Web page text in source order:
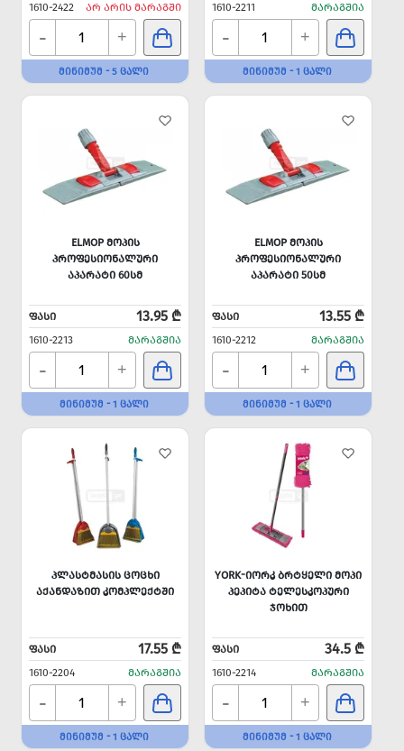
1610-2422
ᲐᲠ ᲐᲠᲘᲡ ᲛᲐᲠᲐᲒᲨᲘ
- +
ᲛᲘᲜᲘᲛᲣᲛ - 5 ᲪᲐᲚᲘ
1610-2211 ᲛᲐᲠᲐᲒᲨᲘᲐ
- +
ᲛᲘᲜᲘᲛᲣᲛ - 1 ᲪᲐᲚᲘ
ELMOP ᲛᲝᲞᲘᲡ
ᲞᲠᲝᲤᲔᲡᲘᲝᲜᲐᲚᲣᲠᲘ
ᲐᲞᲐᲠᲐᲢᲘ 60ᲡᲛ
ᲤᲐᲡᲘ 13.95 ₾
1610-2213 ᲛᲐᲠᲐᲒᲨᲘᲐ
- +
ᲛᲘᲜᲘᲛᲣᲛ - 1 ᲪᲐᲚᲘ
ELMOP ᲛᲝᲞᲘᲡ
ᲞᲠᲝᲤᲔᲡᲘᲝᲜᲐᲚᲣᲠᲘ
ᲐᲞᲐᲠᲐᲢᲘ 50ᲡᲛ
ᲤᲐᲡᲘ 13.55 ₾
1610-2212 ᲛᲐᲠᲐᲒᲨᲘᲐ
- +
ᲛᲘᲜᲘᲛᲣᲛ - 1 ᲪᲐᲚᲘ
ᲞᲚᲐᲡᲢᲛᲐᲡᲘᲡ ᲪᲝᲪᲮᲘ
ᲐᲥᲐᲜᲓᲐᲖᲘᲗ ᲙᲝᲛᲞᲚᲔᲥᲢᲨᲘ
ᲤᲐᲡᲘ 17.55 ₾
1610-2204 ᲛᲐᲠᲐᲒᲨᲘᲐ
- +
ᲛᲘᲜᲘᲛᲣᲛ - 1 ᲪᲐᲚᲘ
YORK-ᲘᲝᲠᲙ ᲑᲠᲢᲧᲔᲚᲘ ᲛᲝᲞᲘ
ᲞᲔᲞᲘᲢᲐ ᲢᲔᲚᲔᲡᲙᲝᲞᲣᲠᲘ
ᲯᲝᲮᲘᲗ
ᲤᲐᲡᲘ 34.5 ₾
1610-2214 ᲛᲐᲠᲐᲒᲨᲘᲐ
- +
ᲛᲘᲜᲘᲛᲣᲛ - 1 ᲪᲐᲚᲘ